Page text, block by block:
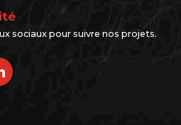
sociaux pour suivre nos projets.